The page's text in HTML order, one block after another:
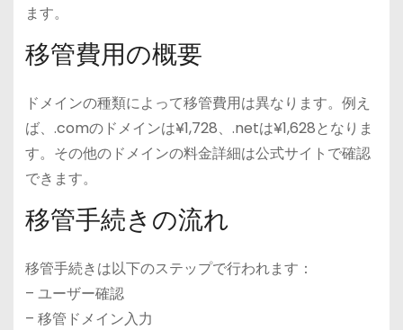
ます。
移管費用の概要
ドメインの種類によって移管費用は異なります。例え
ば、.comのドメインは¥1,728、.netは¥1,628となりま
す。その他のドメインの料金詳細は公式サイトで確認
できます。
移管手続きの流れ
移管手続きは以下のステップで行われます：
– ユーザー確認
– 移管ドメイン入力